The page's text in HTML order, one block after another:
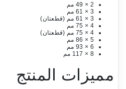
2 × 49 مم
3 × 61 مم
3 × 61 مم (قطعتان)
4 × 75 مم
4 × 75 مم (قطعتان)
5 × 86 مم
6 × 93 مم
8 × 117 مم
مميزات المنتج